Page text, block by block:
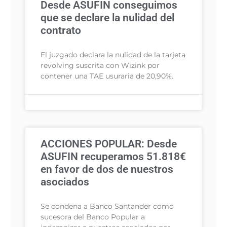
Desde ASUFIN conseguimos
que se declare la nulidad del
contrato
El juzgado declara la nulidad de la tarjeta
revolving suscrita con Wizink por
contener una TAE usuraria de 20,90%.
ACCIONES POPULAR: Desde
ASUFIN recuperamos 51.818€
en favor de dos de nuestros
asociados
Se condena a Banco Santander como
sucesora del Banco Popular a